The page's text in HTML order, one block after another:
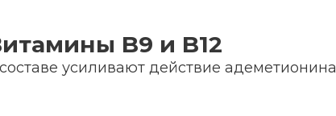
B9 и B12
усиливают действие адеметионина